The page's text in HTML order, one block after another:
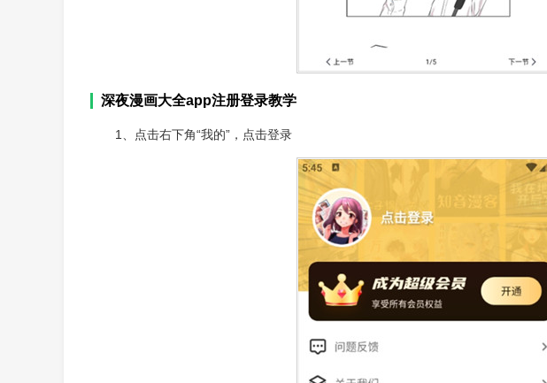
深夜漫画大全app注册登录教学
1、点击右下角“我的”，点击登录